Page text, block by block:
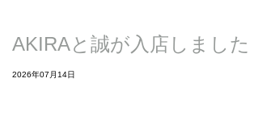
AKIRAと誠が入店しました
2026年07月14日